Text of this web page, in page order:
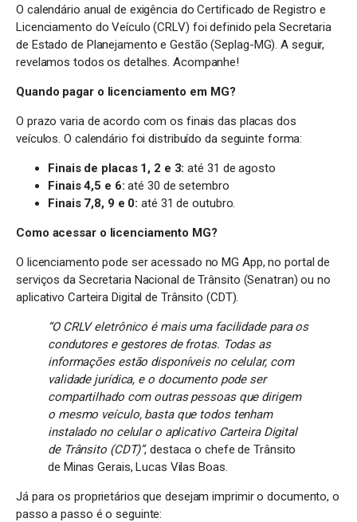
O calendário anual de exigência do Certificado de Registro e
Licenciamento do Veículo (CRLV) foi definido pela Secretaria
de Estado de Planejamento e Gestão (Seplag-MG). A seguir,
revelamos todos os detalhes. Acompanhe!
Quando pagar o licenciamento em MG?
O prazo varia de acordo com os finais das placas dos
veículos. O calendário foi distribuído da seguinte forma:
Finais de placas 1, 2 e 3: até 31 de agosto
Finais 4,5 e 6:até 30 de setembro
Finais 7,8, 9 e 0:até 31 de outubro.
Como acessar o licenciamento MG?
O licenciamento pode ser acessado no MG App, no portal de
serviços da Secretaria Nacional de Trânsito (Senatran) ou no
aplicativo Carteira Digital de Trânsito (CDT).
“O CRLV eletrônico é mais uma facilidade para os
condutores e gestores de frotas. Todas as
informações estão disponíveis no celular, com
validade jurídica, e o documento pode ser
compartilhado com outras pessoas que dirigem
o mesmo veículo, basta que todos tenham
instalado no celular o aplicativo Carteira Digital
de Trânsito (CDT)”, destaca o chefe de Trânsito
de Minas Gerais, Lucas Vilas Boas.
Já para os proprietários que desejam imprimir o documento, o
passo a passo é o seguinte: